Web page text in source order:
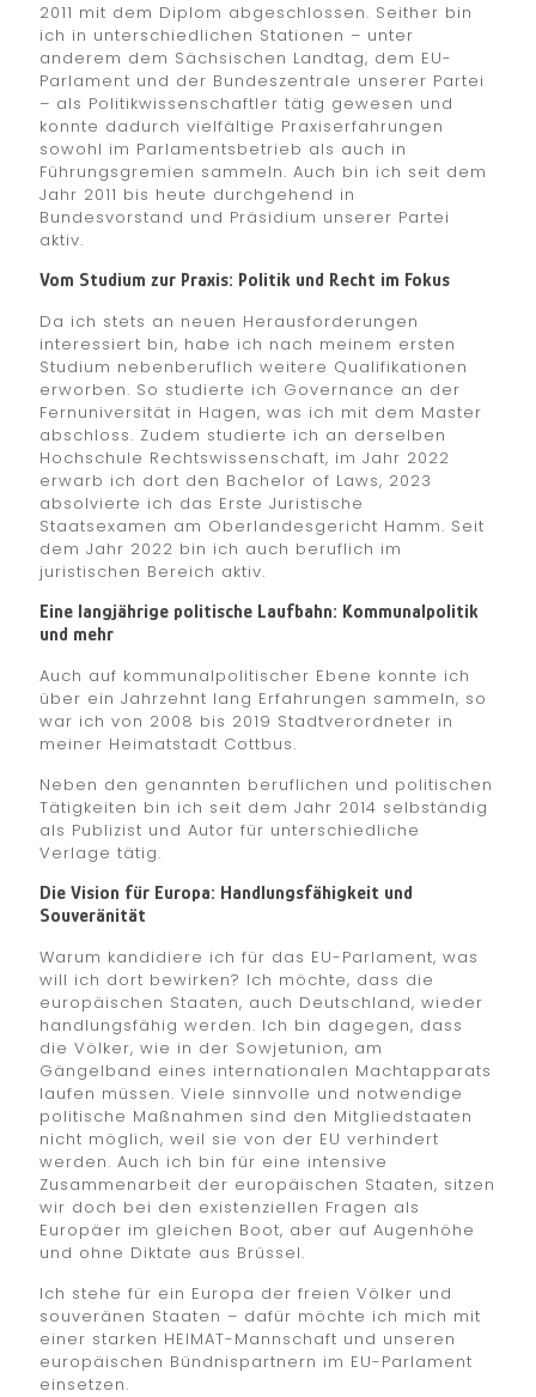
2011 mit dem Diplom abgeschlossen. Seither bin
ich in unterschiedlichen Stationen – unter
anderem dem Sächsischen Landtag, dem EU-
Parlament und der Bundeszentrale unserer Partei
– als Politikwissenschaftler tätig gewesen und
konnte dadurch vielfältige Praxiserfahrungen
sowohl im Parlamentsbetrieb als auch in
Führungsgremien sammeln. Auch bin ich seit dem
Jahr 2011 bis heute durchgehend in
Bundesvorstand und Präsidium unserer Partei
aktiv.
Vom Studium zur Praxis: Politik und Recht im Fokus
Da ich stets an neuen Herausforderungen
interessiert bin, habe ich nach meinem ersten
Studium nebenberuflich weitere Qualifikationen
erworben. So studierte ich Governance an der
Fernuniversität in Hagen, was ich mit dem Master
abschloss. Zudem studierte ich an derselben
Hochschule Rechtswissenschaft, im Jahr 2022
erwarb ich dort den Bachelor of Laws, 2023
absolvierte ich das Erste Juristische
Staatsexamen am Oberlandesgericht Hamm. Seit
dem Jahr 2022 bin ich auch beruflich im
juristischen Bereich aktiv.
Eine langjährige politische Laufbahn: Kommunalpolitik
und mehr
Auch auf kommunalpolitischer Ebene konnte ich
über ein Jahrzehnt lang Erfahrungen sammeln, so
war ich von 2008 bis 2019 Stadtverordneter in
meiner Heimatstadt Cottbus.
Neben den genannten beruflichen und politischen
Tätigkeiten bin ich seit dem Jahr 2014 selbständig
als Publizist und Autor für unterschiedliche
Verlage tätig.
Die Vision für Europa: Handlungsfähigkeit und
Souveränität
Warum kandidiere ich für das EU-Parlament, was
will ich dort bewirken? Ich möchte, dass die
europäischen Staaten, auch Deutschland, wieder
handlungsfähig werden. Ich bin dagegen, dass
die Völker, wie in der Sowjetunion, am
Gängelband eines internationalen Machtapparats
laufen müssen. Viele sinnvolle und notwendige
politische Maßnahmen sind den Mitgliedstaaten
nicht möglich, weil sie von der EU verhindert
werden. Auch ich bin für eine intensive
Zusammenarbeit der europäischen Staaten, sitzen
wir doch bei den existenziellen Fragen als
Europäer im gleichen Boot, aber auf Augenhöhe
und ohne Diktate aus Brüssel.
Ich stehe für ein Europa der freien Völker und
souveränen Staaten – dafür möchte ich mich mit
einer starken HEIMAT-Mannschaft und unseren
europäischen Bündnispartnern im EU-Parlament
einsetzen.